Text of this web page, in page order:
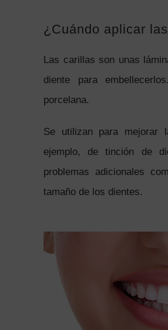
¿Cuándo aplicar
Las carillas son unas
diente para
porcelana.
Se utilizan para mejorar
ejemplo, de tinción de
problemas adicionales
tamaño de los dientes.